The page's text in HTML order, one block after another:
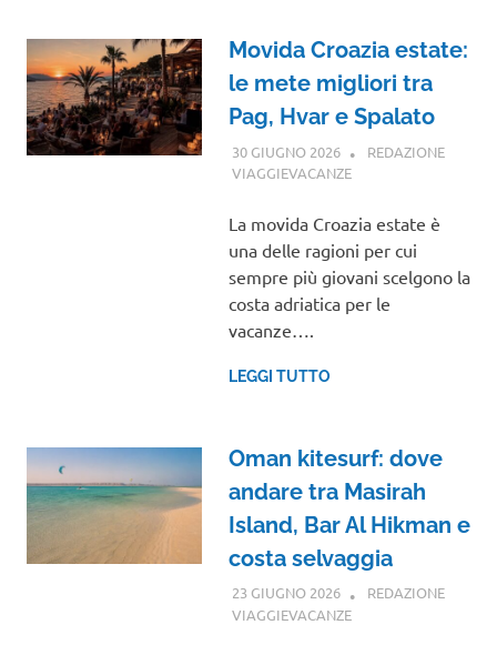
Movida Croazia estate:
le mete migliori tra
Pag, Hvar e Spalato
30 GIUGNO 2026
REDAZIONE
VIAGGIEVACANZEEUROPA
La movida Croazia estate è
una delle ragioni per cui
sempre più giovani scelgono la
costa adriatica per le
vacanze….
LEGGI TUTTO
Oman kitesurf: dove
andare tra Masirah
Island, Bar Al Hikman e
costa selvaggia
23 GIUGNO 2026
REDAZIONE
VIAGGIEVACANZEAFRICA